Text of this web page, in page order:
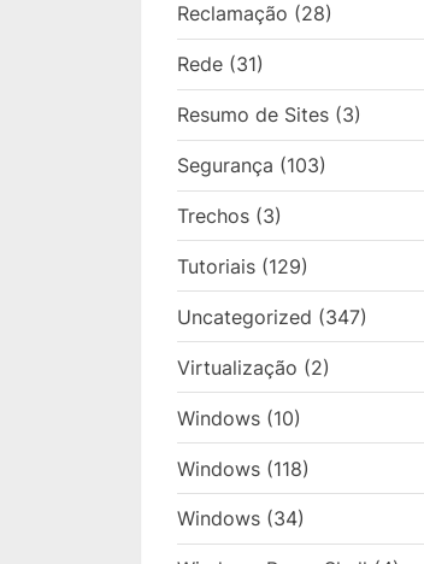
Reclamação (28)
Rede (31)
Resumo de Sites (3)
Segurança (103)
Trechos (3)
Tutoriais (129)
Uncategorized (347)
Virtualização (2)
Windows (10)
Windows (118)
Windows (34)